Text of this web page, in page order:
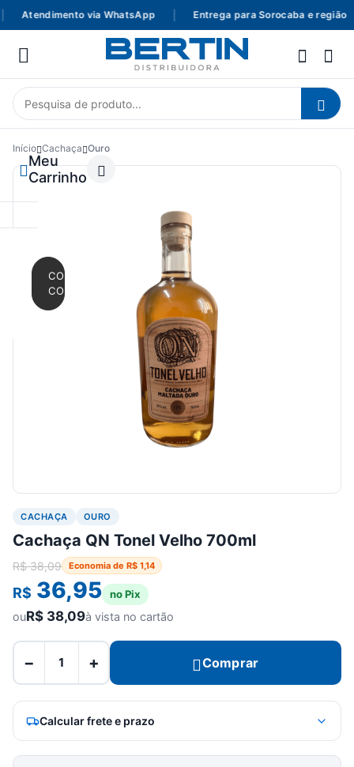
Atendimento via WhatsApp Entrega para Sorocaba e região
Meu
Carrinho
CONTINUAR
COMPRANDO
Início Cachaça Ouro
CACHAÇA OURO
Cachaça QN Tonel Velho 700ml
R$38,09 Economia de R$ 1,14
R$ 36,95 no Pix
ouR$ 38,09à vista no cartão
− + Comprar
Calcular frete e prazo